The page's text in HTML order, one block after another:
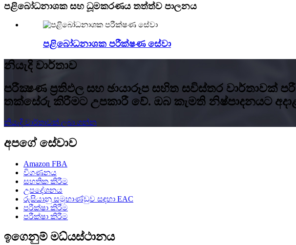
පළිබෝධනාශක සහ ධූමකරණය තත්ත්ව පාලනය
පළිබෝධනාශක පරීක්ෂණ සේවා
නියැදි වාර්තාව
පරීක්‍ෂණ ප්‍රතිඵල සහ ඡායාරූප සහිත සවිස්තර වාර්තාවක්
තක්සේරු කිරීමට උපකාරී වේ. ඔබ කැමති නිෂ්පාදනයට
නියැදි වාර්තාවක් ලබා ගන්න
අපගේ සේවාව
Amazon FBA
විගණනය
සහතික කිරීම
උපදේශනය
රුසියානු සමූහාණ්ඩුව සඳහා EAC
පරීක්ෂා කිරීම
පරීක්ෂා කිරීම
ඉගෙනුම් මධ්යස්ථානය